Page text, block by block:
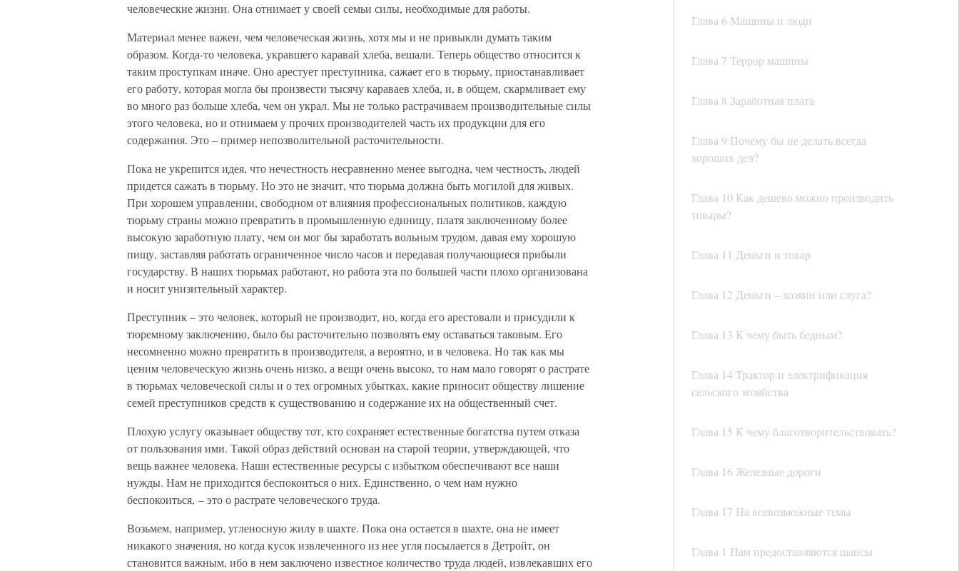
Глава 6 Машины и люди
Глава 7 Террор машины
Глава 8 Заработная плата
Глава 9 Почему бы не делать всегда
хороших дел?
Глава 10 Как дешево можно производить
товары?
Глава 11 Деньги и товар
Глава 12 Деньги – хозяин или слуга?
Глава 13 К чему быть бедным?
Глава 14 Трактор и электрификация
сельского хозяйства
Глава 15 К чему благотворительствовать?
Глава 16 Железные дороги
Глава 17 На всевозможные темы
Глава 1 Нам предоставляются шансы
человеческие жизни. Она отнимает у своей семьи силы, необходимые для работы.
Материал менее важен, чем человеческая жизнь, хотя мы и не привыкли думать таким
образом. Когда-то человека, укравшего каравай хлеба, вешали. Теперь общество относится к
таким проступкам иначе. Оно арестует преступника, сажает его в тюрьму, приостанавливает
его работу, которая могла бы произвести тысячу караваев хлеба, и, в общем, скармливает ему
во много раз больше хлеба, чем он украл. Мы не только растрачиваем производительные силы
этого человека, но и отнимаем у прочих производителей часть их продукции для его
содержания. Это – пример непозволительной расточительности.
Пока не укрепится идея, что нечестность несравненно менее выгодна, чем честность, людей
придется сажать в тюрьму. Но это не значит, что тюрьма должна быть могилой для живых.
При хорошем управлении, свободном от влияния профессиональных политиков, каждую
тюрьму страны можно превратить в промышленную единицу, платя заключенному более
высокую заработную плату, чем он мог бы заработать вольным трудом, давая ему хорошую
пищу, заставляя работать ограниченное число часов и передавая получающиеся прибыли
государству. В наших тюрьмах работают, но работа эта по большей части плохо организована
и носит унизительный характер.
Преступник – это человек, который не производит, но, когда его арестовали и присудили к
тюремному заключению, было бы расточительно позволять ему оставаться таковым. Его
несомненно можно превратить в производителя, а вероятно, и в человека. Но так как мы
ценим человеческую жизнь очень низко, а вещи очень высоко, то нам мало говорят о растрате
в тюрьмах человеческой силы и о тех огромных убытках, какие приносит обществу лишение
семей преступников средств к существованию и содержание их на общественный счет.
Плохую услугу оказывает обществу тот, кто сохраняет естественные богатства путем отказа
от пользования ими. Такой образ действий основан на старой теории, утверждающей, что
вещь важнее человека. Наши естественные ресурсы с избытком обеспечивают все наши
нужды. Нам не приходится беспокоиться о них. Единственно, о чем нам нужно
беспокоиться, – это о растрате человеческого труда.
Возьмем, например, угленосную жилу в шахте. Пока она остается в шахте, она не имеет
никакого значения, но когда кусок извлеченного из нее угля посылается в Детройт, он
становится важным, ибо в нем заключено известное количество труда людей, извлекавших его